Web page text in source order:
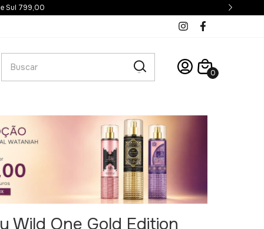
de 2.500,00
0
Wild One Gold Edition